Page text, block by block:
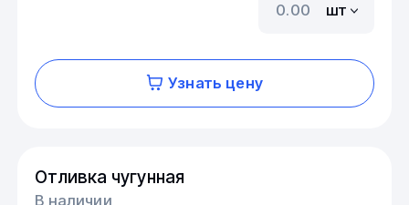
шт
Узнать цену
Отливка чугунная
В наличии